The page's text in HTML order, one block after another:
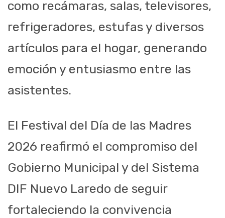
como recámaras, salas, televisores,
refrigeradores, estufas y diversos
artículos para el hogar, generando
emoción y entusiasmo entre las
asistentes.
El Festival del Día de las Madres
2026 reafirmó el compromiso del
Gobierno Municipal y del Sistema
DIF Nuevo Laredo de seguir
fortaleciendo la convivencia